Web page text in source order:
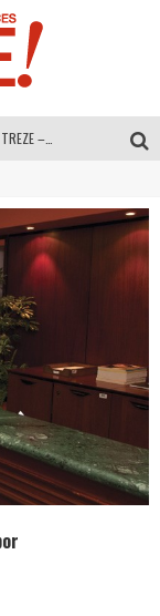
ADRIANA HOYOS DESIGN STUDIO – Especial Interiorismo & Decoración 2026